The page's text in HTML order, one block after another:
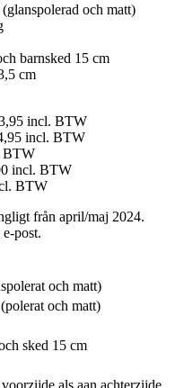
(glanspolerad och matt)
barnsked 15 cm
cm
incl. BTW
incl. BTW
BTW
incl. BTW
BTW
från april/maj 2024.
post.
och matt)
och matt)
sked 15 cm
als aan achterzijde